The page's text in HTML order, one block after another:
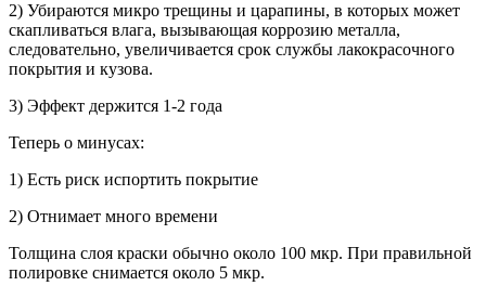
2) Убираются микро трещины и царапины, в которых может
скапливаться влага, вызывающая коррозию металла,
следовательно, увеличивается срок службы лакокрасочного
покрытия и кузова.
3) Эффект держится 1-2 года
Теперь о минусах:
1) Есть риск испортить покрытие
2) Отнимает много времени
Толщина слоя краски обычно около 100 мкр. При правильной
полировке снимается около 5 мкр.